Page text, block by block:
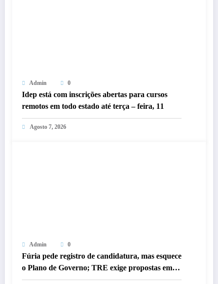
Admin 0
Idep está com inscrições abertas para cursos
remotos em todo estado até terça – feira, 11
Agosto 7, 2026
Admin 0
Fúria pede registro de candidatura, mas esquece
o Plano de Governo; TRE exige propostas em 3
dias